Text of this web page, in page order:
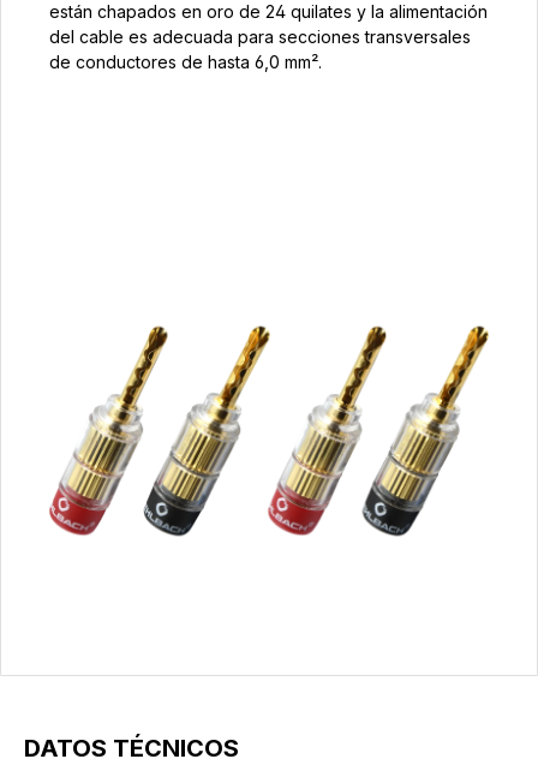
están chapados en oro de 24 quilates y la alimentación
del cable es adecuada para secciones transversales
de conductores de hasta 6,0 mm².
DATOS TÉCNICOS